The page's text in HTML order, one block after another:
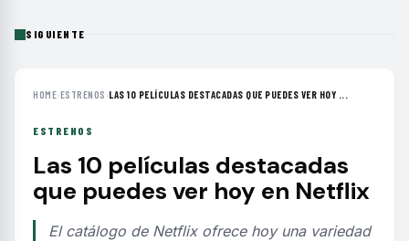
SIGUIENTE
HOME›ESTRENOS ›LAS 10 PELÍCULAS DESTACADAS QUE PUEDES VER HOY ...
ESTRENOS
Las 10 películas destacadas
que puedes ver hoy en Netflix
El catálogo de Netflix ofrece hoy una variedad